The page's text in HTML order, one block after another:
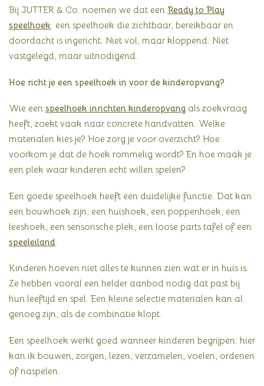
Bij JUTTER & Co. noemen we dat een Ready to Play
speelhoek: een speelhoek die zichtbaar, bereikbaar en
doordacht is ingericht. Niet vol, maar kloppend. Niet
vastgelegd, maar uitnodigend.
Hoe richt je een speelhoek in voor de kinderopvang?
Wie een speelhoek inrichten kinderopvang als zoekvraag
heeft, zoekt vaak naar concrete handvatten. Welke
materialen kies je? Hoe zorg je voor overzicht? Hoe
voorkom je dat de hoek rommelig wordt? En hoe maak je
een plek waar kinderen echt willen spelen?
Een goede speelhoek heeft een duidelijke functie. Dat kan
een bouwhoek zijn, een huishoek, een poppenhoek, een
leeshoek, een sensorische plek, een loose parts tafel of een
speeleiland.
Kinderen hoeven niet alles te kunnen zien wat er in huis is.
Ze hebben vooral een helder aanbod nodig dat past bij
hun leeftijd en spel. Een kleine selectie materialen kan al
genoeg zijn, als de combinatie klopt.
Een speelhoek werkt goed wanneer kinderen begrijpen: hier
kan ik bouwen, zorgen, lezen, verzamelen, voelen, ordenen
of naspelen.